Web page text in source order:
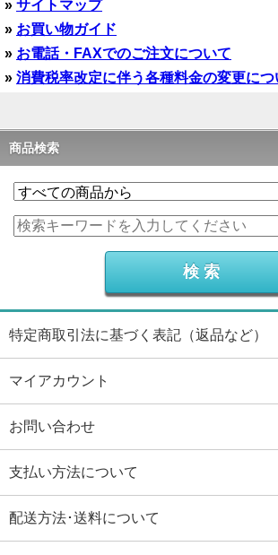
» サイトマップ
» お買い物ガイド
» お電話・FAXでのご注文について
» 消費税率改定に伴う各種料金の変更につ
商品検索
特定商取引法に基づく表記（返品など）
マイアカウント
お問い合わせ
支払い方法について
配送方法･送料について